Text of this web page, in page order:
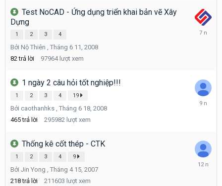
Test NoCAD - Ứng dụng triển khai bản vẽ Xây
Dựng
1 2 3 4
Bởi Nộ Thiên , Tháng 6 11, 2008
82 trả lời 97964 lượt xem
Tháng
1 ngày 2 câu hỏi tốt nghiệp!!!
1 2 3 4 19
Bởi caothanhks , Tháng 6 18, 2008
465 trả lời 295982 lượt xem
Tháng
Thống kê cốt thép - CTK
1 2 3 4 9
Bởi Jin Yong , Tháng 4 15, 2007
218 trả lời 211603 lượt xem
Tháng